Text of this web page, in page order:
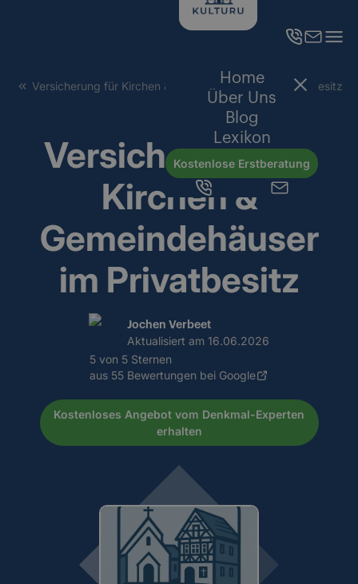
Home
Über Uns
Blog
Lexikon
Kostenlose Erstberatung
Versicherung für Kirchen & Gemeindehäuser im Privatbesitz
Versicherung für
Kirchen &
Gemeindehäuser
im Privatbesitz
Jochen Verbeet
Aktualisiert am 16.06.2026
5 von 5 Sternen
aus 55 Bewertungen bei Google
Kostenloses Angebot vom Denkmal-Experten
erhalten